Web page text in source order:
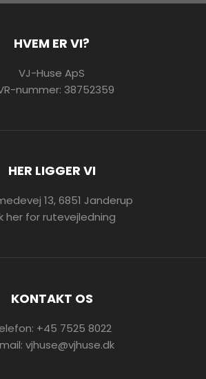
HVEM ER VI?
VJ-Huse ApS
nummer: 38752359
HER LIGGER VI
13, 6851 Janderup
her for rutevejledning
KONTAKT OS
+45 7525 8022
vjhuse@vjhuse.dk